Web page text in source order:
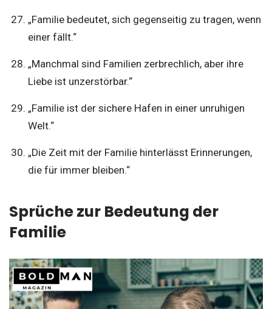
„Familie bedeutet, sich gegenseitig zu tragen, wenn
einer fällt.“
„Manchmal sind Familien zerbrechlich, aber ihre
Liebe ist unzerstörbar.“
„Familie ist der sichere Hafen in einer unruhigen
Welt.“
„Die Zeit mit der Familie hinterlässt Erinnerungen,
die für immer bleiben.“
Sprüche zur Bedeutung der
Familie